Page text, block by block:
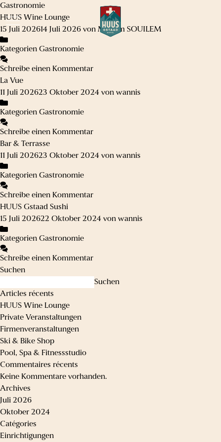
Gastronomie
HUUS Wine Lounge
15 Juli 202614 Juli 2026 von Meriam SOUILEM
Kategorien Gastronomie
Schreibe einen Kommentar
La Vue
11 Juli 202623 Oktober 2024 von wannis
Kategorien Gastronomie
Schreibe einen Kommentar
Bar & Terrasse
11 Juli 202623 Oktober 2024 von wannis
Kategorien Gastronomie
Schreibe einen Kommentar
HUUS Gstaad Sushi
15 Juli 202622 Oktober 2024 von wannis
Kategorien Gastronomie
Schreibe einen Kommentar
Suchen
Suchen
Articles récents
HUUS Wine Lounge
Private Veranstaltungen
Firmenveranstaltungen
Ski & Bike Shop
Pool, Spa & Fitnessstudio
Commentaires récents
Keine Kommentare vorhanden.
Archives
Juli 2026
Oktober 2024
Catégories
Einrichtigungen